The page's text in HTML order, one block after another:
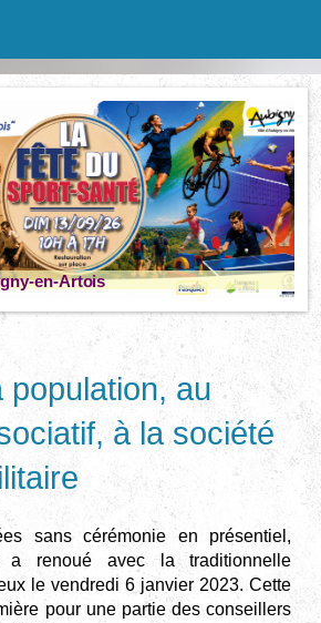
en-Artois
population, au
à la société
sans cérémonie en présentiel,
a renoué avec la traditionnelle
le vendredi 6 janvier 2023. Cette
pour une partie des conseillers